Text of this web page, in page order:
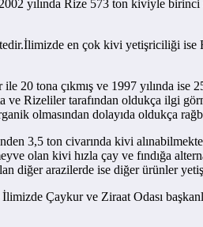
yılında Rize 573 ton kiviyle
en çok kivi yetişriciliği ise
20 tona çıkmış ve 1997 yılında ise
ve Rizeliler tarafından oldukça ilgi
olmasından dolayıda oldukça
3,5 ton civarında kivi
olan kivi hızla çay ve fındığa
diğer arazilerde ise diğer ürünler
Çaykur ve Ziraat Odası